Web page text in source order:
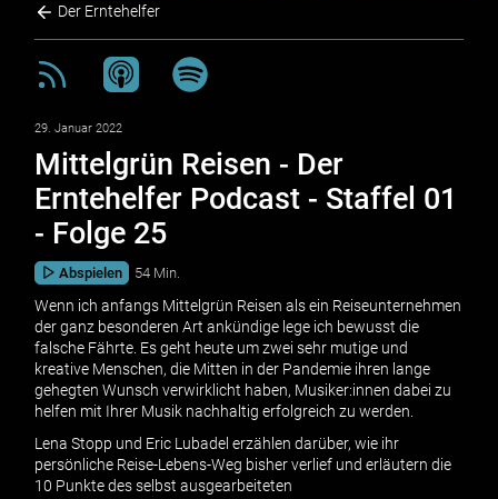
Der Erntehelfer
29. Januar 2022
Mittelgrün Reisen - Der
Erntehelfer Podcast - Staffel 01
- Folge 25
Abspielen 54 Min.
Wenn ich anfangs Mittelgrün Reisen als ein Reiseunternehmen
der ganz besonderen Art ankündige lege ich bewusst die
falsche Fährte. Es geht heute um zwei sehr mutige und
kreative Menschen, die Mitten in der Pandemie ihren lange
gehegten Wunsch verwirklicht haben, Musiker:innen dabei zu
helfen mit Ihrer Musik nachhaltig erfolgreich zu werden.
Lena Stopp und Eric Lubadel erzählen darüber, wie ihr
persönliche Reise-Lebens-Weg bisher verlief und erläutern die
10 Punkte des selbst ausgearbeiteten